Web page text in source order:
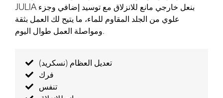
JULIA بنعل خارجي مانع للانزلاق مع توسيد إضافي وجزء
علوي من الجلد المقاوم للماء، ما يتيح لك العمل بثقة
ومواصلة العمل طوال اليوم.
تعديل العظام (نسكريد)
فرك
تنفس